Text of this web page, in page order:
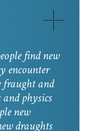
find new
encounter
fraught and
physics
new
draughts